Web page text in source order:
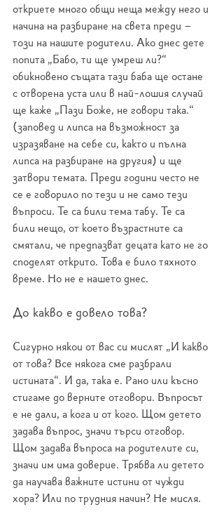
откриете много общи неща между него и
начина на разбиране на света преди –
този на нашите родители. Ако днес дете
попита „Бабо, ти ще умреш ли?“
обикновено същата тази баба ще остане
с отворена уста или в най-лошия случай
ще каже „Пази Боже, не говори така.“
(заповед и липса на възможност за
изразяване на себе си, както и пълна
липса на разбиране на другия) и ще
затвори темата. Преди години често не
се е говорило по тези и не само тези
въпроси. Те са били тема табу. Те са
били нещо, от което възрастните са
смятали, че предпазват децата като не го
споделят открито. Това е било тяхното
време. Но не е нашето днес.
До какво е довело това?
Сигурно някои от вас си мислят „И какво
от това? Все някога сме разбрали
истината“. И да, така е. Рано или късно
стигаме до верните отговори. Въпросът
е не дали, а кога и от кого. Щом детето
задава въпрос, значи търси отговор.
Щом задава въпроса на родителите си,
значи им има доверие. Трябва ли детето
да научава важните истини от чужди
хора? Или по трудния начин? Не мисля.